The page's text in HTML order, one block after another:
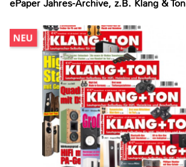
ePaper Jahres-Archive, z.B. Klang & Ton